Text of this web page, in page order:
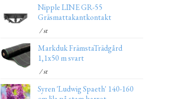
Nipple LINE GR-55
Gräsmattakantkontakt
/ st
Markduk FrämstaTrädgård
1,1x50 m svart
/ st
Syren 'Ludwig Spaeth' 140-160